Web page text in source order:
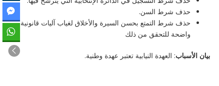
حذف شرط السن.
حذف شرط التمتع بحسن السيرة والأخلاق لغياب آليات قانونية
واضحة للتحقق من ذلك
بيان الأسباب: العهدة النيابية تعتبر عهدة وطنية.